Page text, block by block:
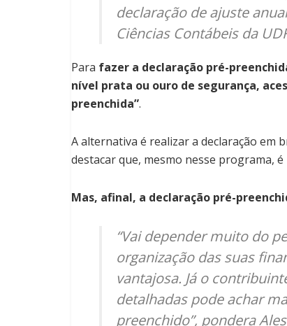
declaração de ajuste
Ciências Contábeis da
Para fazer a declaração pré-
nível prata ou ouro de segurança,
preenchida”.
A alternativa é realizar a declaração em
destacar que, mesmo nesse programa,
Mas, afinal, a declaração pré-
“Vai depender muito do
organização das suas
vantajosa. Já o
detalhadas pode achar
preenchido”, pondera